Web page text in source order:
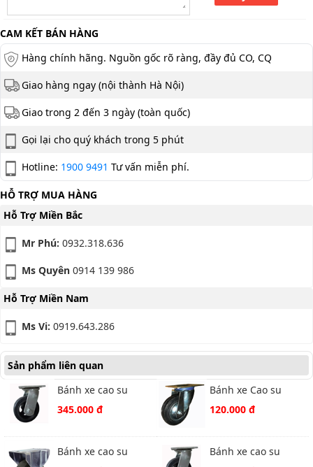
CAM KẾT BÁN HÀNG
Hàng chính hãng. Nguồn gốc rõ ràng, đầy đủ CO, CQ
Giao hàng ngay (nội thành Hà Nội)
Giao trong 2 đến 3 ngày (toàn quốc)
Gọi lại cho quý khách trong 5 phút
Hotline: 1900 9491 Tư vấn miễn phí.
HỖ TRỢ MUA HÀNG
Hỗ Trợ Miền Bắc
Mr Phú: 0932.318.636
Ms Quyên 0914 139 986
Hỗ Trợ Miền Nam
Ms Vi: 0919.643.286
Sản phẩm liên quan
Bánh xe cao su
Ethos 491XRQ160P45
345.000 đ
Bánh xe Cao su
Ethos
120.000 đ
Bánh xe cao su
Bánh xe cao su